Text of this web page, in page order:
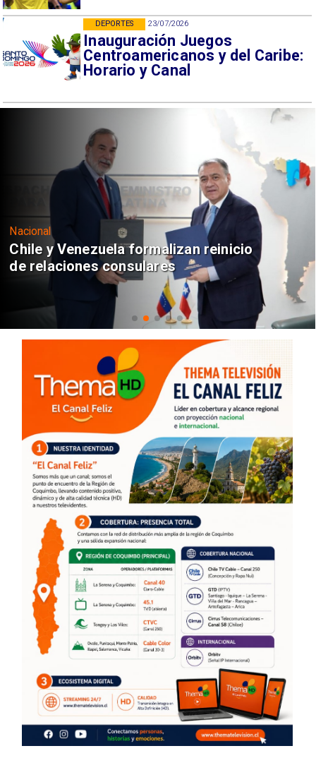
23/07/2026
Inauguración Juegos
Centroamericanos y del Caribe:
Horario y Canal
DEPORTES
Nacional
Chile y Venezuela formalizan reinicio
de relaciones consulares